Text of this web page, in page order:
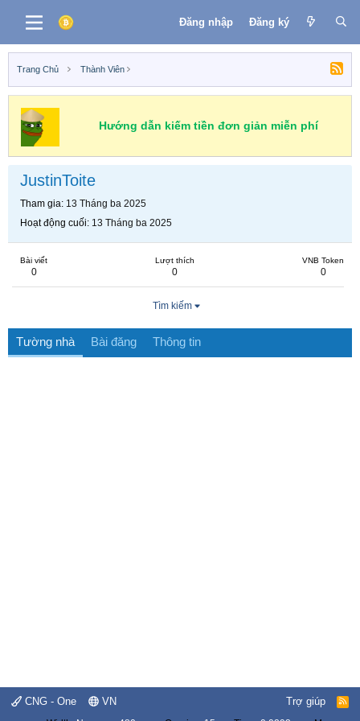
Đăng nhập Đăng ký
Trang Chủ Thành Viên
Hướng dẫn kiếm tiền đơn giản miễn phí
JustinToite
Tham gia 13 Tháng ba 2025
Hoạt động cuối 13 Tháng ba 2025
Bài viết
0
Lượt thích
0
VNB Token
0
Tìm kiếm
Tường nhà Bài đăng Thông tin
CNG - One VN Trợ giúp
R